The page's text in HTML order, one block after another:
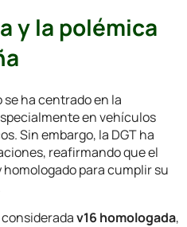
y la polémica
ha centrado en la
en vehículos
Sin embargo, la DGT ha
reafirmando que el
para cumplir su
consideradav16 homologada,